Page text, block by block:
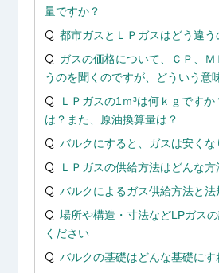
量ですか？
都市ガスとＬＰガスはどう違う
ガスの価格について、ＣＰ、
うのを聞くのですが、どういう意
ＬＰガスの1ｍ³は何ｋｇです
は？また、原油換算量は？
バルクにすると、ガスは安くな
ＬＰガスの供給方法はどんな方
バルクによるガス供給方法と法
場所や構造・寸法などLPガス
ください
バルクの基礎はどんな基礎にす